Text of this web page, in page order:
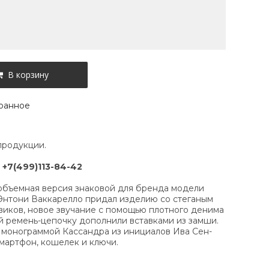
В корзину
+7(499)113-84-42
версия знаковой для бренда модели
Ваккарелло придал изделию со стеганым
новое звучание с помощью плотного денима
цепочку дополнили вставками из замши.
Кассандра из инициалов Ива Сен-
кошелек и ключи.